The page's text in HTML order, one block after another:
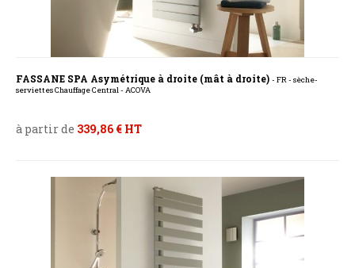
FASSANE SPA Asymétrique à droite (mât à droite) - FR - sèche-
serviettes Chauffage Central - ACOVA
à partir de 339,86 € HT